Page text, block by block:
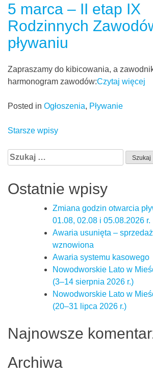
5 marca – II etap IX
Rodzinnych
pływaniu
Zapraszamy do kibicowania, a
harmonogram zawodów:Czytaj więcej
Posted in Ogłoszenia, Pływanie
Nawigacja
po
wpisach
Starsze wpisy
Szukaj:
Ostatnie wpisy
Zmiana godzin otwarcia
01.08, 02.08 i 05.08.2026 r.
Awaria usunięta –
wznowiona
Awaria systemu kasowego
Nowodworskie Lato w
(3–14 sierpnia 2026 r.)
Nowodworskie Lato w
(20–31 lipca 2026 r.)
Najnowsze
Archiwa